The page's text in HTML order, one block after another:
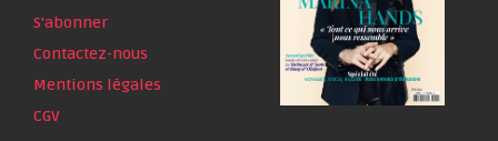
S'abonner
Contactez-nous
Mentions légales
CGV